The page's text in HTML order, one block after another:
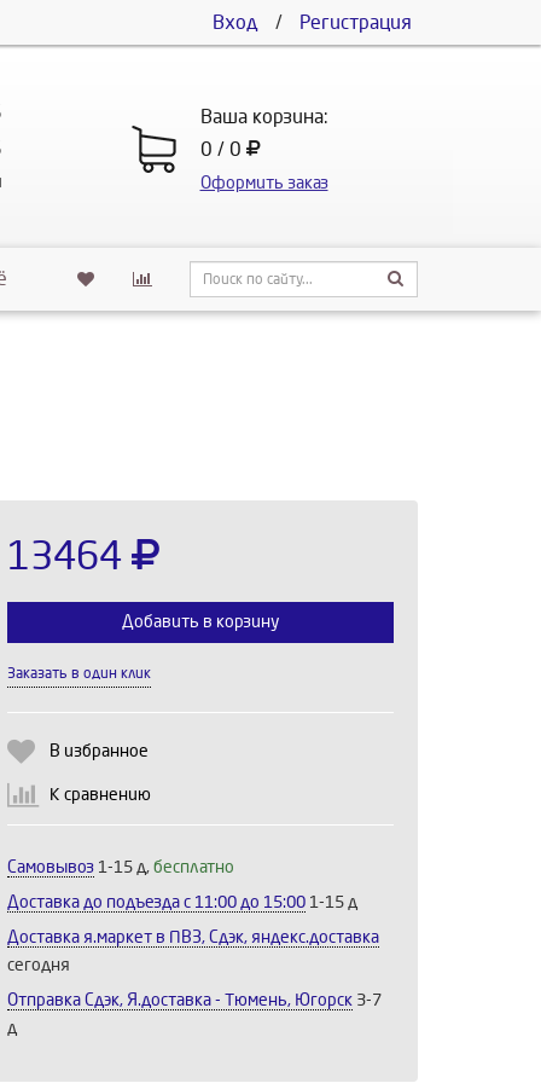
Вход / Регистрация
Ваша корзина:
0 / 0
Оформить заказ
13464
Добавить в корзину
Заказать в один клик
В избранное
К сравнению
Самовывоз 1-15 д, бесплатно
Доставка до подъезда c 11:00 до 15:00 1-15 д
Доставка я.маркет в ПВЗ, Сдэк, яндекс.доставка
сегодня
Отправка Сдэк, Я.доставка - Тюмень, Югорск 3-7
д